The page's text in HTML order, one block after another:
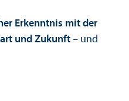
Er­kenntnis mit der
und Zukunft – und